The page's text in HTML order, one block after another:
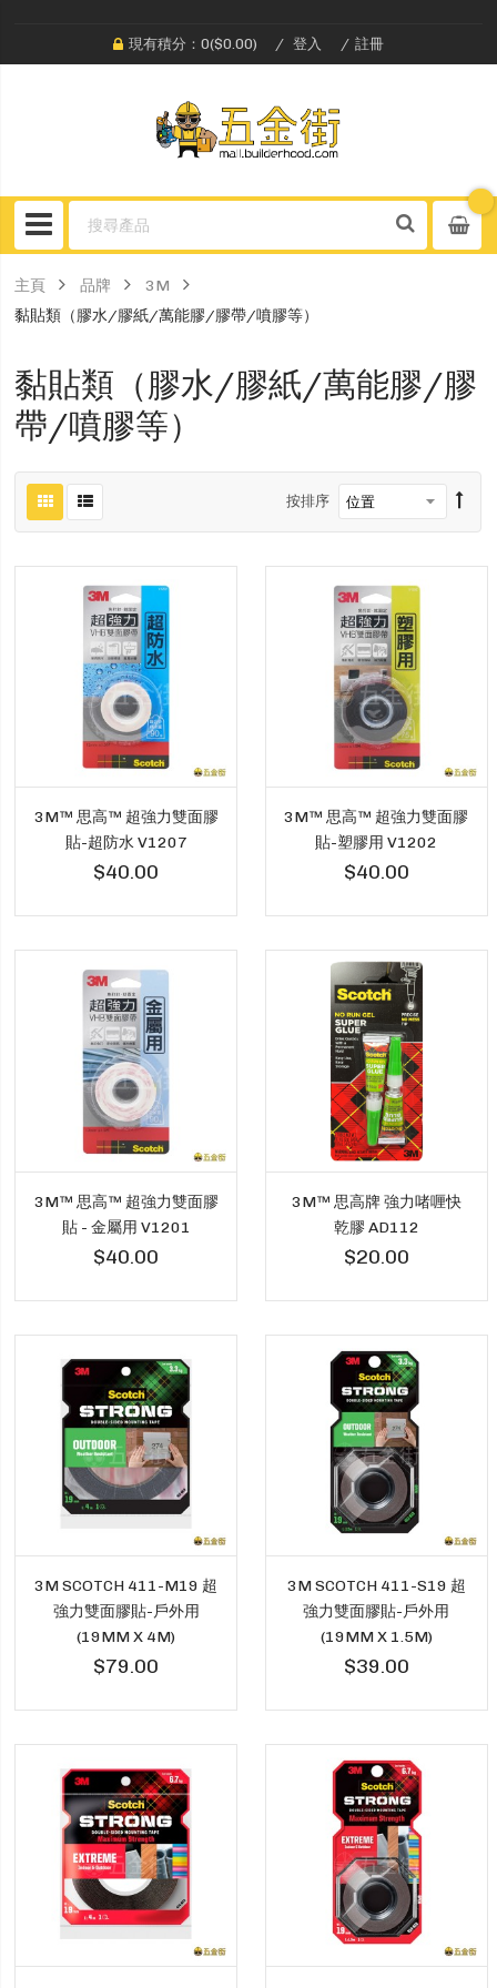
現有積分：0($0.00) 登入 註冊
主頁 品牌
3M
黏貼類（膠水/膠紙/萬能膠/膠帶/噴膠等）
黏貼類（膠水/膠紙/萬能膠/膠
帶/噴膠等）
按排序
3M™ 思高™ 超強力雙面膠
貼-超防水 V1207
$40.00
3M™ 思高™ 超強力雙面膠
貼-塑膠用 V1202
$40.00
3M™ 思高™ 超強力雙面膠
貼 - 金屬用 V1201
$40.00
3M™ 思高牌 強力啫喱快
乾膠 AD112
$20.00
3M SCOTCH 411-M19 超
強力雙面膠貼-戶外用
(19MM X 4M)
$79.00
3M SCOTCH 411-S19 超
強力雙面膠貼-戶外用
(19MM X 1.5M)
$39.00